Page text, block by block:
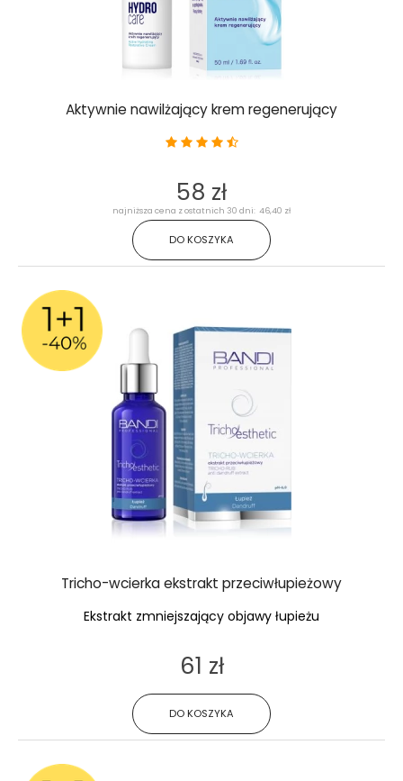
Aktywnie nawilżający krem regenerujący
DO KOSZYKA
58 zł
najniższa cena z ostatnich 30 dni: 46,40 zł
Tricho-wcierka ekstrakt przeciwłupieżowy
Ekstrakt zmniejszający objawy łupieżu
DO KOSZYKA
61 zł